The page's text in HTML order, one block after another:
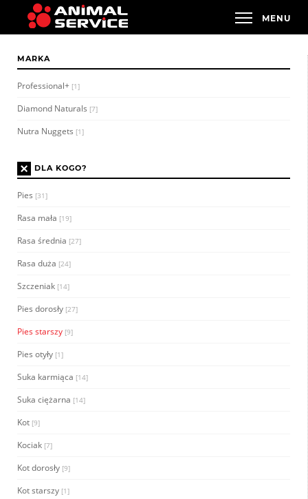
MARKA
Professional+ [1]
Diamond Naturals [7]
Nutra Nuggets [1]
× DLA KOGO?
Pies [31]
Rasa mała [19]
Rasa średnia [27]
Rasa duża [24]
Szczeniak [14]
Pies dorosły [27]
Pies starszy [9]
Pies otyły [1]
Suka karmiąca [14]
Suka ciężarna [14]
Kot [9]
Kociak [7]
Kot dorosły [9]
Kot starszy [1]